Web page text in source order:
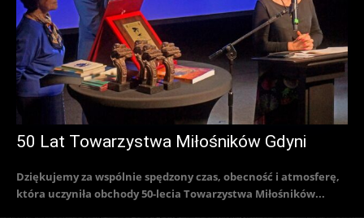
50 Lat Towarzystwa Miłośników Gdyni
Dziękujemy za wspólnie spędzony czas, obecność i atmosferę,
która uczyniła obchody 50-lecia Towarzystwa Miłośników...